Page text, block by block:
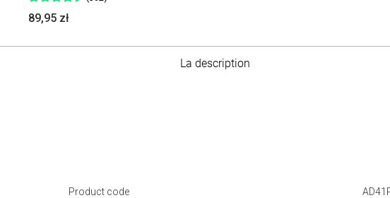
89,95 zł
La description
Product code